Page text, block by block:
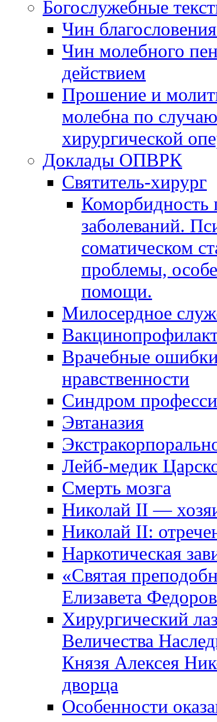
Богослужебные
Чин
Чин молебного
действием
Прошение и
молебна по
хирургической
Доклады ОПВРК
Святитель-хирург
Коморбидность
заболеваний.
соматическом
проблемы,
помощи.
Милосердное
Врачебные ошибки
нравственности
Синдром
Эвтаназия
Лейб-медик
Смерть мозга
Николай II —
Николай II:
Наркотическая
«Святая
Елизавета
Хирургический
Величества
Князя Алексея
дворца
Особенности